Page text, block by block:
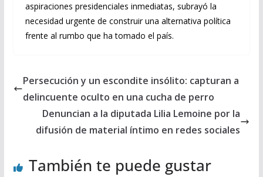
aspiraciones presidenciales inmediatas, subrayó la
necesidad urgente de construir una alternativa política
frente al rumbo que ha tomado el país.
Persecución y un escondite insólito: capturan a
delincuente oculto en una cucha de perro
Denuncian a la diputada Lilia Lemoine por la
difusión de material íntimo en redes sociales
También te puede gustar